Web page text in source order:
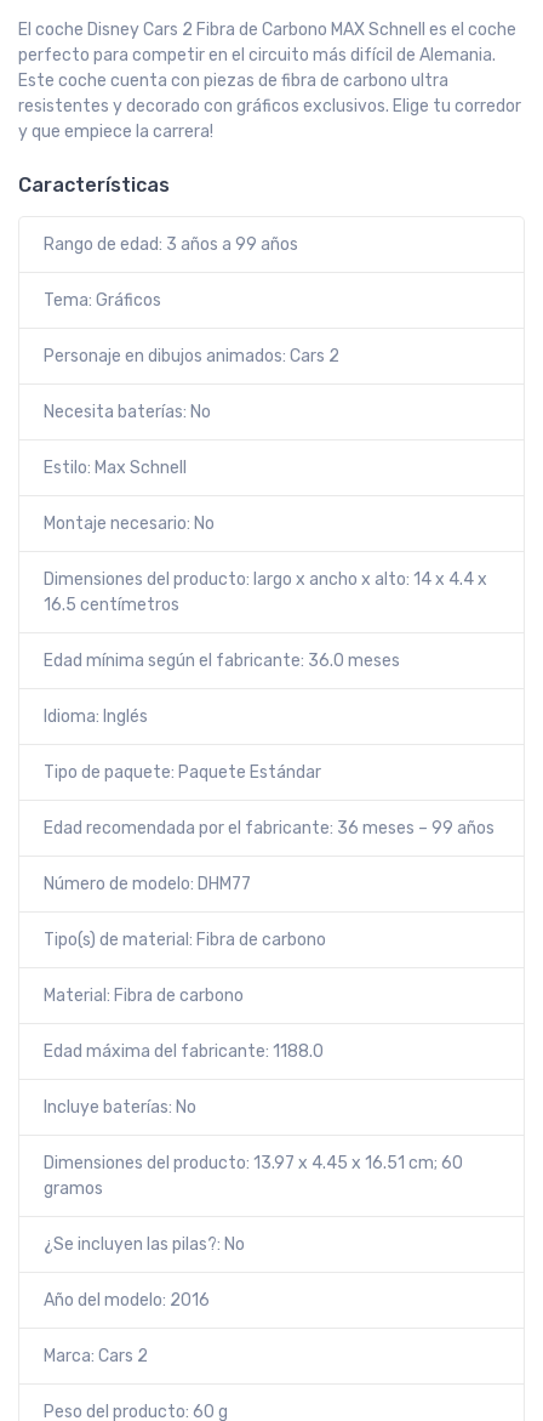
El coche Disney Cars 2 Fibra de Carbono MAX Schnell es el coche
perfecto para competir en el circuito más difícil de Alemania.
Este coche cuenta con piezas de fibra de carbono ultra
resistentes y decorado con gráficos exclusivos. Elige tu corredor
y que empiece la carrera!
Características
Rango de edad: 3 años a 99 años
Tema: Gráficos
Personaje en dibujos animados: Cars 2
Necesita baterías: No
Estilo: Max Schnell
Montaje necesario: No
Dimensiones del producto: largo x ancho x alto: 14 x 4.4 x
16.5 centímetros
Edad mínima según el fabricante: 36.0 meses
Idioma: Inglés
Tipo de paquete: Paquete Estándar
Edad recomendada por el fabricante: 36 meses – 99 años
Número de modelo: DHM77
Tipo(s) de material: Fibra de carbono
Material: Fibra de carbono
Edad máxima del fabricante: 1188.0
Incluye baterías: No
Dimensiones del producto: 13.97 x 4.45 x 16.51 cm; 60
gramos
¿Se incluyen las pilas?: No
Año del modelo: 2016
Marca: Cars 2
Peso del producto: 60 g